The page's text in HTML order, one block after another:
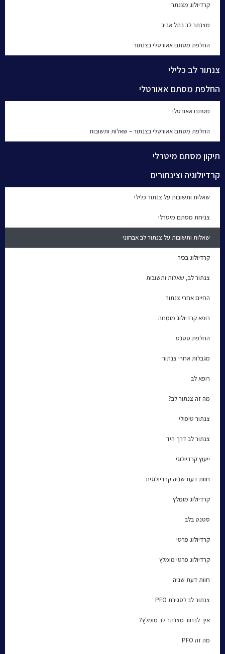
קרדיולוג מצנתר
מצנתר לב בתל אביב
החלפת מסתם אאורטלי בצנתור
צנתור לב כלילי
החלפת מסתם אאורטלי
מסתם אאורטלי
החלפת מסתם אאורטלי בצנתור – שאלות ותשובות
תיקון מסתם מיטרלי
קרדיולוגיה וצינתורים
שאלות ותשובות על צנתור כלילי
צניחת מסתם מיטרלי
שאלות ותשובות על צנתור לב אבחוני
קרדיולוג בכיר
צנתור לב, שאלות ותשובות
החיים אחרי צנתור
רופא קרדיולוג מומחה
החלפת סטנט
מגבלות אחרי צנתור
רופא לב
מה זה צנתור לב?
צנתור טיפולי
צנתור לב דרך היד
ייעוץ קרדיולוגי
חוות דעת שניה קרדיולוגית
קרדיולוג מומלץ
סטנט בלב
קרדיולוג פרטי
קרדיולוג פרטי מומלץ
חוות דעת שניה
צנתור לב לסגירת PFO
איך לבחור מצנתר לב מומלץ?
מה זה PFO